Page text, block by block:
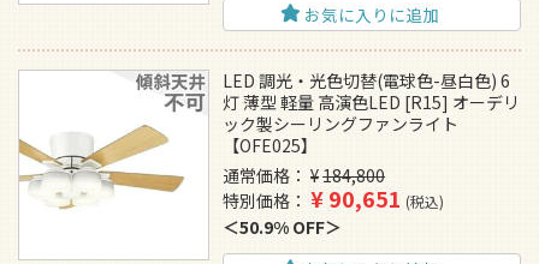
お気に入りに追加
LED 調光・光色切替(電球色-昼白色) 6
灯 薄型 軽量 高演色LED [R15] オーデリ
ック製シーリングファンライト
【OFE025】
通常価格
¥184,800
特別価格
¥90,651 税込
50.9% OFF